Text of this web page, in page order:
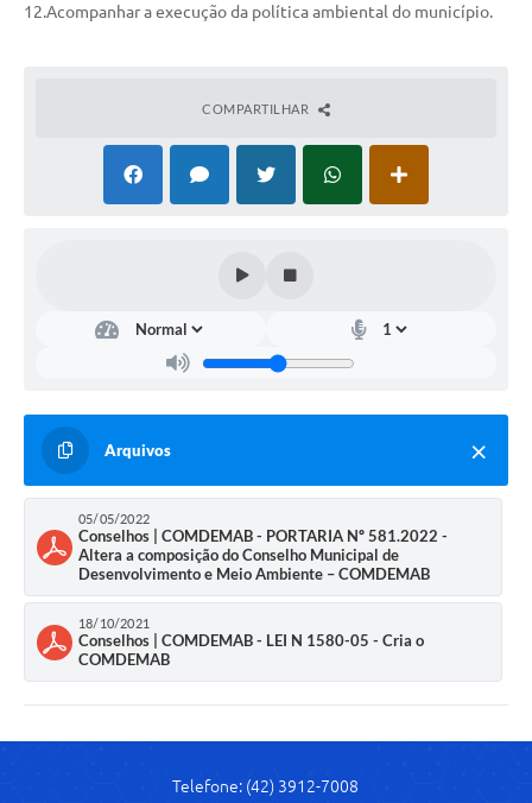
Solicitação de Remoção: Instituições Escolares
12.Acompanhar a execução da política ambiental do município.
COMPARTILHAR
Arquivos
05/05/2022
Conselhos | COMDEMAB - PORTARIA Nº 581.2022 -
Altera a composição do Conselho Municipal de
Desenvolvimento e Meio Ambiente – COMDEMAB
18/10/2021
Conselhos | COMDEMAB - LEI N 1580-05 - Cria o
COMDEMAB
Telefone: (42) 3912-7008